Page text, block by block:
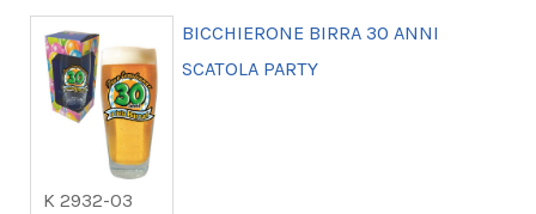
K 2932-03
BICCHIERONE BIRRA 30 ANNI
SCATOLA PARTY